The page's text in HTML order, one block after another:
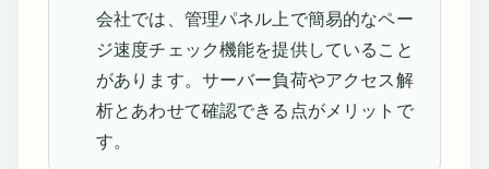
会社では、管理パネル上で簡易的なペー
ジ速度チェック機能を提供していること
があります。サーバー負荷やアクセス解
析とあわせて確認できる点がメリットで
す。